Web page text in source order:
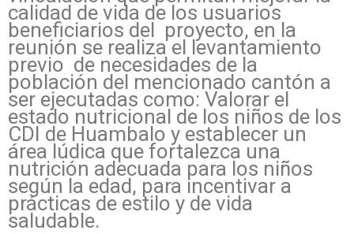
calidad de vida de los usuarios
beneficiarios del proyecto, en la
reunión se realiza el levantamiento
previo de necesidades de la
población del mencionado cantón a
ser ejecutadas como: Valorar el
estado nutricional de los niños de los
CDI de Huambalo y establecer un
área lúdica que fortalezca una
nutrición adecuada para los niños
según la edad, para incentivar a
prácticas de estilo y de vida
saludable.